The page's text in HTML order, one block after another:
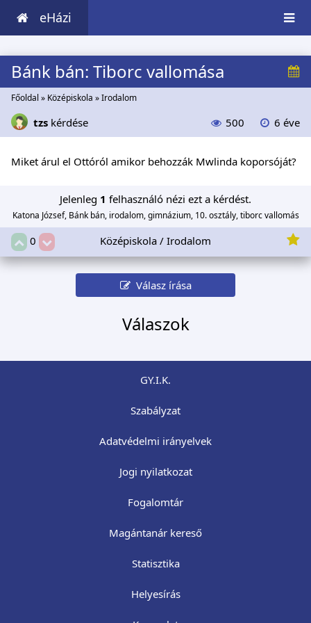
eHázi
Bánk bán: Tiborc vallomása
Főoldal » Középiskola »Irodalom
tzs kérdése 500 6 éve
Miket árul el Ottóról amikor behozzák Mwlinda koporsóját?
Jelenleg 1 felhasználó nézi ezt a kérdést.
Katona József, Bánk bán, irodalom, gimnázium, 10. osztály, tiborc vallomás
0 Középiskola / Irodalom
Válasz írása
Válaszok
GY.I.K.
Szabályzat
Adatvédelmi irányelvek
Jogi nyilatkozat
Fogalomtár
Magántanár kereső
Statisztika
Helyesírás